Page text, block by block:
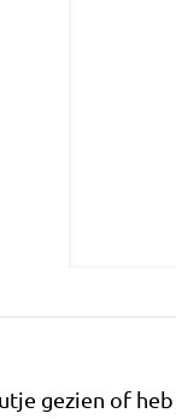
gezien of